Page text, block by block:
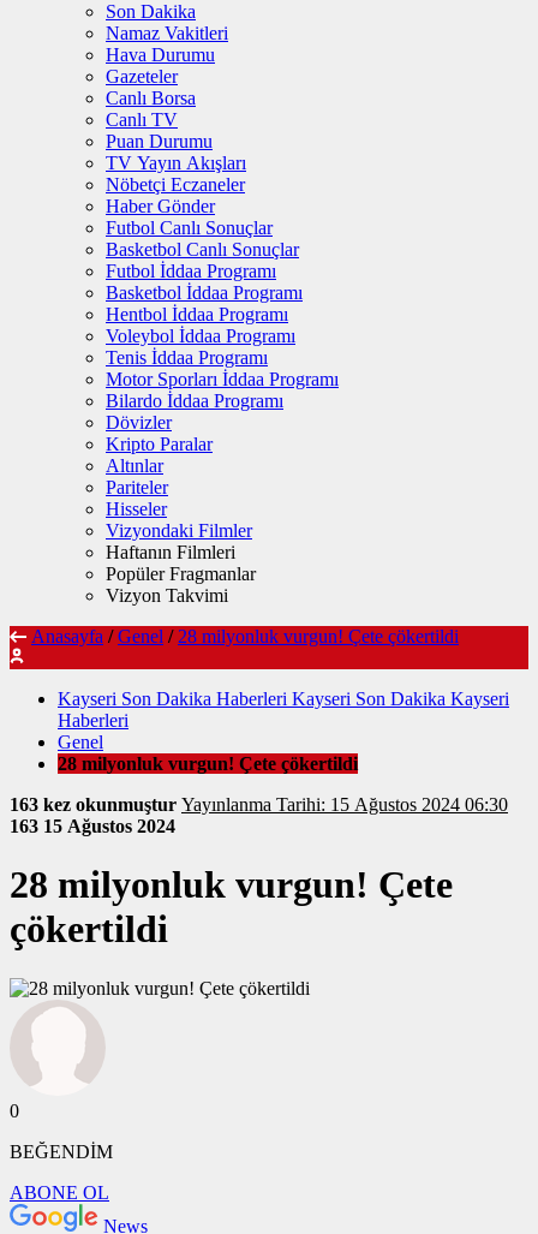
Son Dakika
Namaz Vakitleri
Hava Durumu
Gazeteler
Canlı Borsa
Canlı TV
Puan Durumu
TV Yayın Akışları
Nöbetçi Eczaneler
Haber Gönder
Futbol Canlı Sonuçlar
Basketbol Canlı Sonuçlar
Futbol İddaa Programı
Basketbol İddaa Programı
Hentbol İddaa Programı
Voleybol İddaa Programı
Tenis İddaa Programı
Motor Sporları İddaa Programı
Bilardo İddaa Programı
Dövizler
Kripto Paralar
Altınlar
Pariteler
Hisseler
Vizyondaki Filmler
Haftanın Filmleri
Popüler Fragmanlar
Vizyon Takvimi
Anasayfa / Genel / 28 milyonluk vurgun! Çete çökertildi
Kayseri Son Dakika Haberleri Kayseri Son Dakika Kayseri
Haberleri
Genel
28 milyonluk vurgun! Çete çökertildi
163 kez okunmuştur
Yayınlanma Tarihi: 15 Ağustos 2024 06:30
163 15 Ağustos 2024
28 milyonluk vurgun! Çete
çökertildi
0
BEĞENDİM
ABONE OL
News